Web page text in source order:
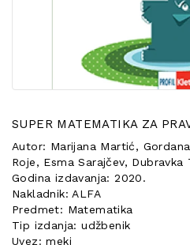
SUPER MATEMATIKA ZA
Autor: Marijana Martić,
Roje, Esma Sarajčev, Dubravka
Godina izdavanja: 2020.
Nakladnik: ALFA
Predmet: Matematika
Tip izdanja: udžbenik
Uvez: meki